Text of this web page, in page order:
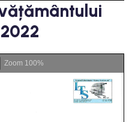
Zoom 100%